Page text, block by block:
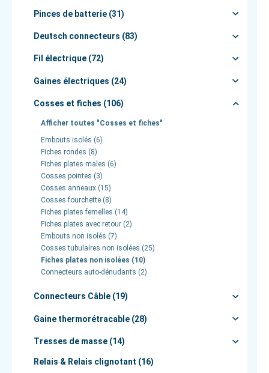
Pinces de batterie (31)
Deutsch connecteurs (83)
Fil électrique (72)
Gaines électriques (24)
Cosses et fiches (106)
Afficher toutes "Cosses et fiches"
Embouts isolés (6)
Fiches rondes (8)
Fiches plates males (6)
Cosses pointes (3)
Cosses anneaux (15)
Cosses fourchette (8)
Fiches plates femelles (14)
Fiches plates avec retour (2)
Embouts non isolés (7)
Cosses tubulaires non isolées (25)
Fiches plates non isolées (10)
Connecteurs auto-dénudants (2)
Connecteurs Câble (19)
Gaine thermorétracable (28)
Tresses de masse (14)
Relais & Relais clignotant (16)